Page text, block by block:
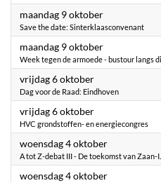
maandag 9 oktober2023
Save the date: Sinterklaasconvenant
maandag 9 oktober2023
Week tegen de armoede - bustour langs
vrijdag 6 oktober2023
Dag voor de Raad: Eindhoven
vrijdag 6 oktober2023
HVC grondstoffen- en energiecongres
woensdag 4 oktober2023
A tot Z-debat III - De toekomst van Zaan-
woensdag 4 oktober2023